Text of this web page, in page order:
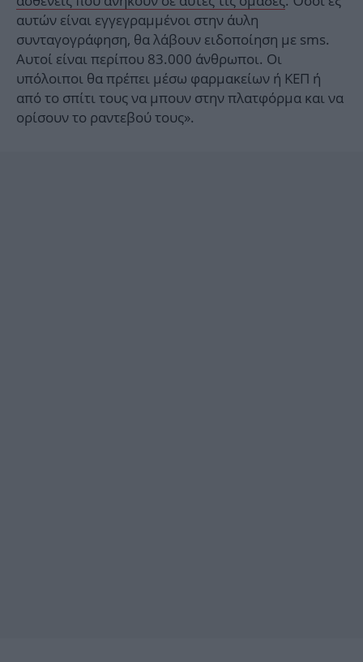
αυτών είναι εγγεγραμμένοι στην άυλη
συνταγογράφηση, θα λάβουν ειδοποίηση με sms.
Αυτοί είναι περίπου 83.000 άνθρωποι. Οι
υπόλοιποι θα πρέπει μέσω φαρμακείων ή ΚΕΠ ή
από το σπίτι τους να μπουν στην πλατφόρμα και να
ορίσουν το ραντεβού τους».